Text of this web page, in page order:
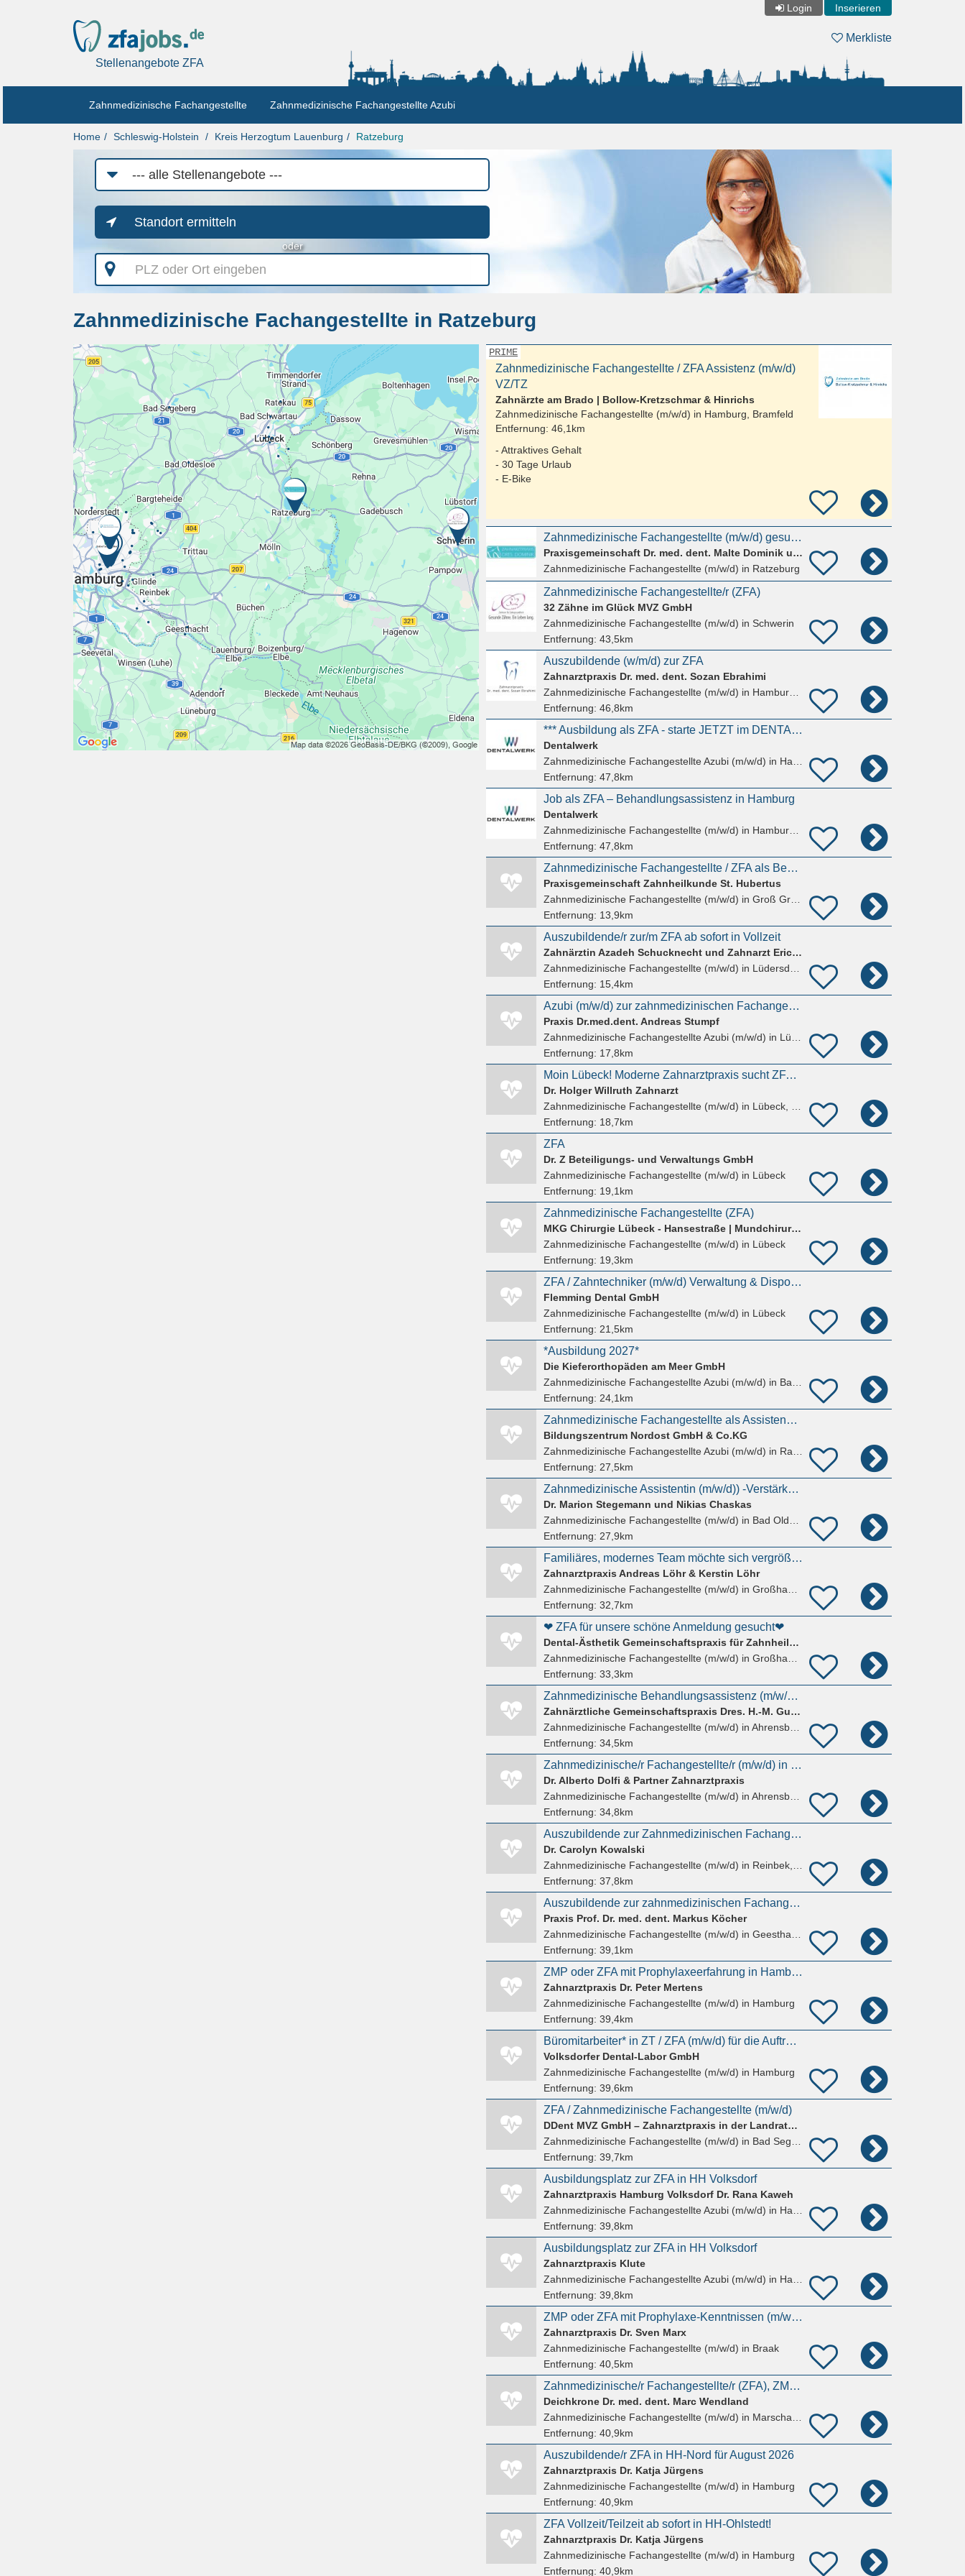
Login Inserieren
Stellenangebote ZFA
Merkliste
Zahnmedizinische Fachangestellte Zahnmedizinische Fachangestellte Azubi
Home Schleswig-Holstein Kreis Herzogtum Lauenburg Ratzeburg
Job-
Kategorie
Standort ermitteln
oder
PLZ
oder
Ort
Zahnmedizinische Fachangestellte in Ratzeburg
PRIME
Zahnmedizinische Fachangestellte / ZFA Assistenz (m/w/d)
VZ/TZ
Zahnärzte am Brado | Bollow-Kretzschmar & Hinrichs
Zahnmedizinische Fachangestellte (m/w/d) in Hamburg, Bramfeld
Entfernung: 46,1km
- Attraktives Gehalt
- 30 Tage Urlaub
- E-Bike
Zahnmedizinische Fachangestellte (m/w/d) gesucht
Praxisgemeinschaft Dr. med. dent. Malte Dominik und Dr. med. dent. Agata Dominik
Zahnmedizinische Fachangestellte (m/w/d) in Ratzeburg
Zahnmedizinische Fachangestellte/r (ZFA)
32 Zähne im Glück MVZ GmbH
Zahnmedizinische Fachangestellte (m/w/d) in Schwerin
Entfernung: 43,5km
Auszubildende (w/m/d) zur ZFA
Zahnarztpraxis Dr. med. dent. Sozan Ebrahimi
Zahnmedizinische Fachangestellte (m/w/d) in Hamburg, Wandsbek
Entfernung: 46,8km
*** Ausbildung als ZFA - starte JETZT im DENTALWERK Deine Karriere! ***
Dentalwerk
Zahnmedizinische Fachangestellte Azubi (m/w/d) in Hamburg, Wandsbek
Entfernung: 47,8km
Job als ZFA – Behandlungsassistenz in Hamburg
Dentalwerk
Zahnmedizinische Fachangestellte (m/w/d) in Hamburg, Wandsbek
Entfernung: 47,8km
Zahnmedizinische Fachangestellte / ZFA als Behandlungsassistenz (m/w/d) in Groß Grönau bei Lübeck
Praxisgemeinschaft Zahnheilkunde St. Hubertus
Zahnmedizinische Fachangestellte (m/w/d) in Groß Grönau, Sankt Hubertus
Entfernung: 13,9km
Auszubildende/r zur/m ZFA ab sofort in Vollzeit
Zahnärztin Azadeh Schucknecht und Zahnarzt Eric Schucknech
Zahnmedizinische Fachangestellte (m/w/d) in Lüdersdorf, Herrnburg
Entfernung: 15,4km
Azubi (m/w/d) zur zahnmedizinischen Fachangestellten gesucht
Praxis Dr.med.dent. Andreas Stumpf
Zahnmedizinische Fachangestellte Azubi (m/w/d) in Lübeck, St. Jürgen
Entfernung: 17,8km
Moin Lübeck! Moderne Zahnarztpraxis sucht ZFA (m/w/d) in Voll- oder Teilzeit
Dr. Holger Willruth Zahnarzt
Zahnmedizinische Fachangestellte (m/w/d) in Lübeck, St. Jürgen
Entfernung: 18,7km
ZFA
Dr. Z Beteiligungs- und Verwaltungs GmbH
Zahnmedizinische Fachangestellte (m/w/d) in Lübeck
Entfernung: 19,1km
Zahnmedizinische Fachangestellte (ZFA)
MKG Chirurgie Lübeck - Hansestraße | Mundchirurgie, Kieferchirurgie, Gesichtschirurgie
Zahnmedizinische Fachangestellte (m/w/d) in Lübeck
Entfernung: 19,3km
ZFA / Zahntechniker (m/w/d) Verwaltung & Disposition
Flemming Dental GmbH
Zahnmedizinische Fachangestellte (m/w/d) in Lübeck
Entfernung: 21,5km
*Ausbildung 2027*
Die Kieferorthopäden am Meer GmbH
Zahnmedizinische Fachangestellte Azubi (m/w/d) in Bad Schwartau
Entfernung: 24,1km
Zahnmedizinische Fachangestellte als Assistenz - ZFA (m/w/d)
Bildungszentrum Nordost GmbH & Co.KG
Zahnmedizinische Fachangestellte Azubi (m/w/d) in Ratekau
Entfernung: 27,5km
Zahnmedizinische Assistentin (m/w/d)) -Verstärke unser Team!
Dr. Marion Stegemann und Nikias Chaskas
Zahnmedizinische Fachangestellte (m/w/d) in Bad Oldesloe
Entfernung: 27,9km
Familiäres, modernes Team möchte sich vergrößern und sucht Zahnmedizinische Fachangestellte
Zahnarztpraxis Andreas Löhr & Kerstin Löhr
Zahnmedizinische Fachangestellte (m/w/d) in Großhansdorf
Entfernung: 32,7km
❤ ZFA für unsere schöne Anmeldung gesucht❤
Dental-Ästhetik Gemeinschaftspraxis für Zahnheilkunde
Zahnmedizinische Fachangestellte (m/w/d) in Großhansdorf
Entfernung: 33,3km
Zahnmedizinische Behandlungsassistenz (m/w/d) Teilzeit nachmittags (14-18/19 Uhr )
Zahnärztliche Gemeinschaftspraxis Dres. H.-M. Gunia und M. Bansen
Zahnmedizinische Fachangestellte (m/w/d) in Ahrensburg
Entfernung: 34,5km
Zahnmedizinische/r Fachangestellte/r (m/w/d) in Teilzeit gesucht
Dr. Alberto Dolfi & Partner Zahnarztpraxis
Zahnmedizinische Fachangestellte (m/w/d) in Ahrensburg
Entfernung: 34,8km
Auszubildende zur Zahnmedizinischen Fachangestellten (m/w/d)
Dr. Carolyn Kowalski
Zahnmedizinische Fachangestellte (m/w/d) in Reinbek, Neuschönningstedt
Entfernung: 37,8km
Auszubildende zur zahnmedizinischen Fachangestellten (ZMF) (m/w/d)
Praxis Prof. Dr. med. dent. Markus Köcher
Zahnmedizinische Fachangestellte (m/w/d) in Geesthacht
Entfernung: 39,1km
ZMP oder ZFA mit Prophylaxeerfahrung in Hamburg-Volksdorf gesucht
Zahnarztpraxis Dr. Peter Mertens
Zahnmedizinische Fachangestellte (m/w/d) in Hamburg
Entfernung: 39,4km
Büromitarbeiter* in ZT / ZFA (m/w/d) für die Auftragsplanung im Dentallabor
Volksdorfer Dental-Labor GmbH
Zahnmedizinische Fachangestellte (m/w/d) in Hamburg
Entfernung: 39,6km
ZFA / Zahnmedizinische Fachangestellte (m/w/d)
DDent MVZ GmbH – Zahnarztpraxis in der Landratsvilla
Zahnmedizinische Fachangestellte (m/w/d) in Bad Segeberg
Entfernung: 39,7km
Ausbildungsplatz zur ZFA in HH Volksdorf
Zahnarztpraxis Hamburg Volksdorf Dr. Rana Kaweh
Zahnmedizinische Fachangestellte Azubi (m/w/d) in Hamburg
Entfernung: 39,8km
Ausbildungsplatz zur ZFA in HH Volksdorf
Zahnarztpraxis Klute
Zahnmedizinische Fachangestellte Azubi (m/w/d) in Hamburg
Entfernung: 39,8km
ZMP oder ZFA mit Prophylaxe-Kenntnissen (m/w/d) in Meiendorf
Zahnarztpraxis Dr. Sven Marx
Zahnmedizinische Fachangestellte (m/w/d) in Braak
Entfernung: 40,5km
Zahnmedizinische/r Fachangestellte/r (ZFA), ZMP (Zahnmedizinische/r Prophylaxeassistent/in) (#26906)
Deichkrone Dr. med. dent. Marc Wendland
Zahnmedizinische Fachangestellte (m/w/d) in Marschacht, Niedermarschacht
Entfernung: 40,9km
Auszubildende/r ZFA in HH-Nord für August 2026
Zahnarztpraxis Dr. Katja Jürgens
Zahnmedizinische Fachangestellte (m/w/d) in Hamburg
Entfernung: 40,9km
ZFA Vollzeit/Teilzeit ab sofort in HH-Ohlstedt!
Zahnarztpraxis Dr. Katja Jürgens
Zahnmedizinische Fachangestellte (m/w/d) in Hamburg
Entfernung: 40,9km